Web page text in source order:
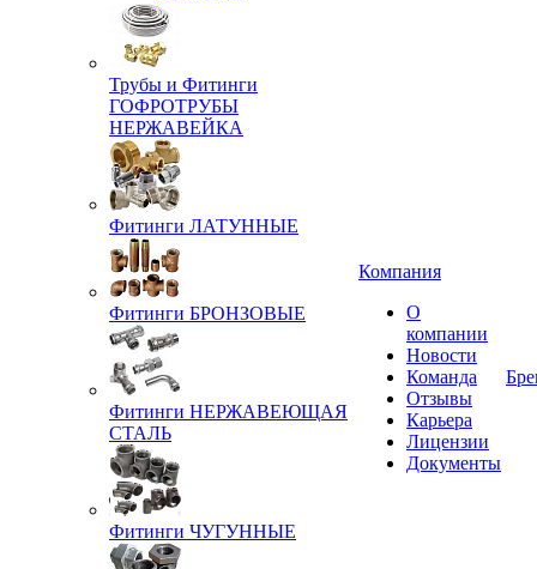
Трубы и Фитинги
ГОФРОТРУБЫ
НЕРЖАВЕЙКА
Фитинги ЛАТУННЫЕ
Фитинги БРОНЗОВЫЕ
Фитинги НЕРЖАВЕЮЩАЯ
СТАЛЬ
Фитинги ЧУГУННЫЕ
Компания
О
компании
Новости
Команда
Отзывы
Карьера
Лицензии
Документы